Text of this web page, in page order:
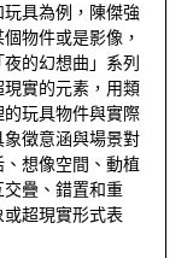
具為例，陳傑強
物件或是影像，
的幻想曲」系列
實的元素，用類
玩具物件與實際
徵意涵與場景對
想像空間、動植
疊、錯置和重
超現實形式表